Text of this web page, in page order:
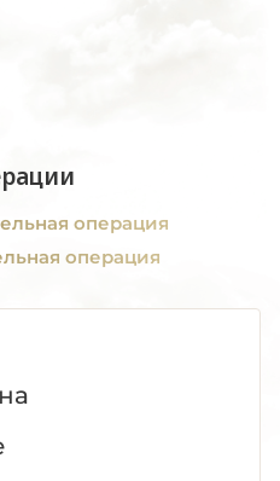
операция
операция